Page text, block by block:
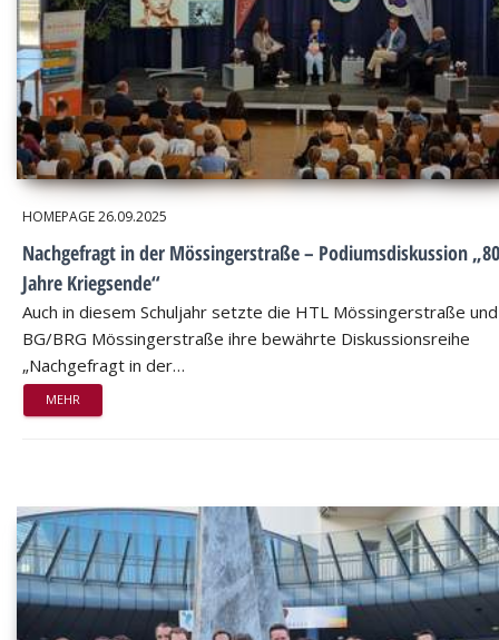
HOMEPAGE26.09.2025
Nachgefragt in der Mössingerstraße – Podiumsdiskussion „80
Jahre Kriegsende“
Auch in diesem Schuljahr setzte die HTL Mössingerstraße
BG/BRG Mössingerstraße ihre bewährte Diskussionsreihe
„Nachgefragt in der…
MEHR